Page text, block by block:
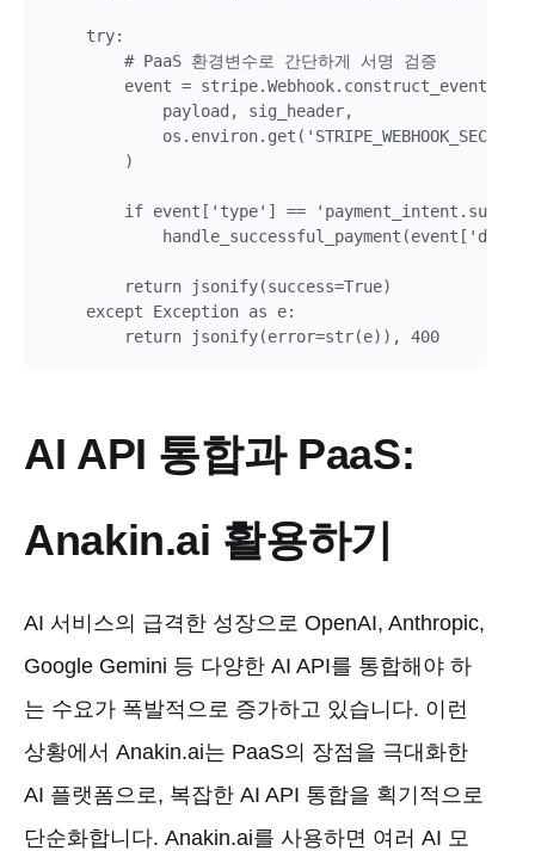
    try:
        # PaaS 환경변수로 간단하게 서명 검증
        event = stripe.Webhook.construct_event(
            payload, sig_header,
            os.environ.get('STRIPE_WEBHOOK_SECRET')
        )
if event['type'] ==
        return jsonify(success=True)
    except Exception as e:
AI API 통합과 PaaS:
Anakin.ai 활용하기
AI 서비스의 급격한 성장으로 OpenAI, Anthropic,
Google Gemini 등 다양한 AI API를 통합해야 하
는 수요가 폭발적으로 증가하고 있습니다. 이런
상황에서 Anakin.ai는 PaaS의 장점을 극대화한
AI 플랫폼으로, 복잡한 AI API 통합을 획기적으로
단순화합니다. Anakin.ai를 사용하면 여러 AI 모